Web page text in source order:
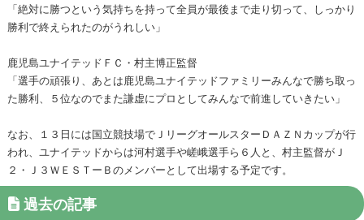
「絶対に勝つという気持ちを持って全員が最後まで走り切って、しっかり
勝利で終えられたのがうれしい」
鹿児島ユナイテッドＦＣ・村主博正監督
「選手の頑張り、あとは鹿児島ユナイテッドファミリーみんなで勝ち取っ
た勝利、５位なのでまた謙虚にプロとしてみんなで前進していきたい」
なお、１３日には国立競技場でＪリーグオールスターＤＡＺＮカップが行
われ、ユナイテッドからは河村選手や嵯峨選手ら６人と、村主監督がＪ
２・Ｊ３ＷＥＳＴーＢのメンバーとして出場する予定です。
過去の記事